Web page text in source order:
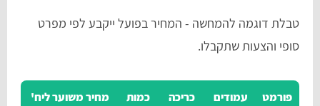
טבלת דוגמה להמחשה - המחיר בפועל ייקבע לפי מפרט
סופי והצעות שתקבלו.
פורמט עמודים כריכה כמות מחיר משוער ליח'